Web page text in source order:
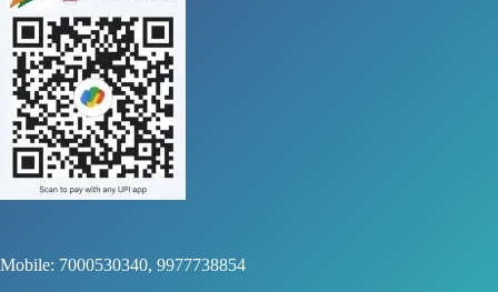
Mobile: 7000530340, 9977738854